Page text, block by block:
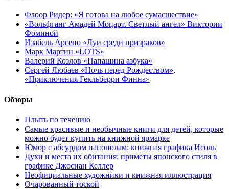
Флоор Ридер: «Я готова на любое сумасшествие»
«Вольфганг Амадей Моцарт. Светлый ангел» Виктории
Фоминой
Изабель Арсено «Луи среди призраков»
Марк Мартин «LOTS»
Валерий Козлов «Папашина азбука»
Сергей Любаев «Ночь перед Рождеством»,
«Приключения Гекльберри Финна»
Обзоры
Плыть по течению
Самые красивые и необычные книги для детей, которые
можно будет купить на книжной ярмарке
Юмор с абсурдом напополам: книжная графика Исоль
Духи и места их обитания: приметы японского стиля в
графике Джосиан Келлер
Неофициальные художники и книжная иллюстрация
Очарованный тоской